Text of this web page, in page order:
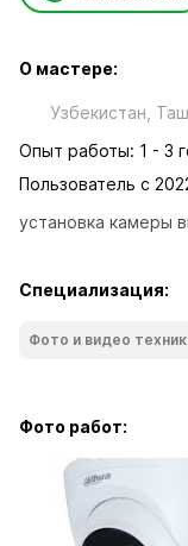
О мастере:
Узбекистан,
Опыт работы: 1 - 3
Пользователь с
установка камеры
Специализация:
Фото и видео
Фото работ: